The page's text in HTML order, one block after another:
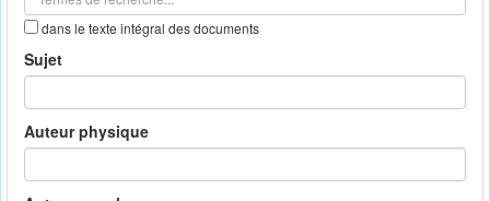
dans le texte intégral des documents
Sujet
Auteur physique